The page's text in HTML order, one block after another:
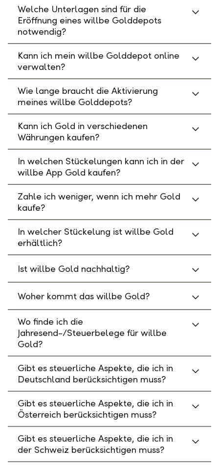
Welche Unterlagen sind für die
Eröffnung eines willbe Golddepots
notwendig?
Kann ich mein willbe Golddepot online
verwalten?
Wie lange braucht die Aktivierung
meines willbe Golddepots?
Kann ich Gold in verschiedenen
Währungen kaufen?
In welchen Stückelungen kann ich in der
willbe App Gold kaufen?
Zahle ich weniger, wenn ich mehr Gold
kaufe?
In welcher Stückelung ist willbe Gold
erhältlich?
Ist willbe Gold nachhaltig?
Woher kommt das willbe Gold?
Wo finde ich die
Jahresend-/Steuerbelege für willbe
Gold?
Gibt es steuerliche Aspekte, die ich in
Deutschland berücksichtigen muss?
Gibt es steuerliche Aspekte, die ich in
Österreich berücksichtigen muss?
Gibt es steuerliche Aspekte, die ich in
der Schweiz berücksichtigen muss?